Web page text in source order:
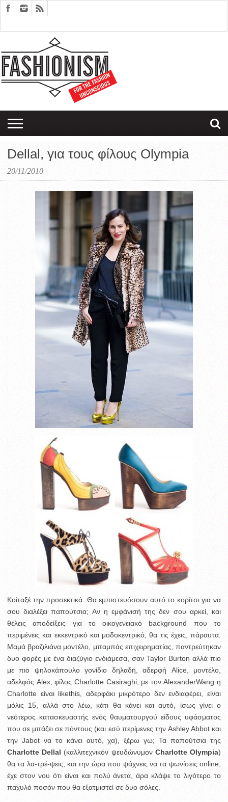
EDITORIALS
COUPLES
THERAPY
SARTORIAGRAM
Dellal, για τους φίλους Olympia
20/11/2010
Κοίταξέ την προσεκτικά. Θα εμπιστευόσουν αυτό το κορίτσι για να
σου διαλέξει παπούτσια; Αν η εμφάνισή της δεν σου αρκεί, και
θέλεις αποδείξεις για το οικογενειακό background που το
περιμένεις και εκκεντρικό και μοδοκεντρικό, θα τις έχεις, πάραυτα.
Μαμά βραζιλιάνα μοντέλο, μπαμπάς επιχειρηματίας, παντρεύτηκαν
δυο φορές με ένα διαζύγιο ενδιάμεσα, σαν Taylor Burton αλλά πιο
με πιο ψηλοκάπουλο γονίδιο δηλαδή, αδερφή Alice, μοντέλο,
αδελφός Alex, φίλος Charlotte Casiraghi, με τον AlexanderWang η
Charlotte είναι likethis, αδερφάκι μικρότερο δεν ενδιαφέρει, είναι
μόλις 15, αλλά στο λέω, κάτι θα κάνει και αυτό, ίσως γίνει ο
νεότερος κατασκευαστής ενός θαυματουργού είδους υφάσματος
που σε μπάζει σε πόντους (και εσύ περίμενες την Ashley Abbot και
την Jabot να το κάνει αυτό, χα), ξέρω γω; Τα παπούτσια της
Charlotte Dellal (καλλιτεχνικόν ψευδώνυμον Charlotte Olympia)
θα τα λα-τρέ-ψεις, και την ώρα που ψάχνεις να τα ψωνίσεις online,
έχε στον νου ότι είναι και πολύ άνετα, άρα κλάψε το λιγότερο το
παχυλό ποσόν που θα εξατμιστεί σε δυο σόλες.